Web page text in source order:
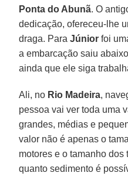
Ponta do Abunã. O
dedicação, ofereceu-lhe
draga. ParaJúnior foi
a embarcação saiu
ainda que ele siga
Ali, no Rio Madeira,
pessoa vai ver toda uma
grandes, médias e
valor não é apenas o
motores e o tamanho
quanto sedimento é